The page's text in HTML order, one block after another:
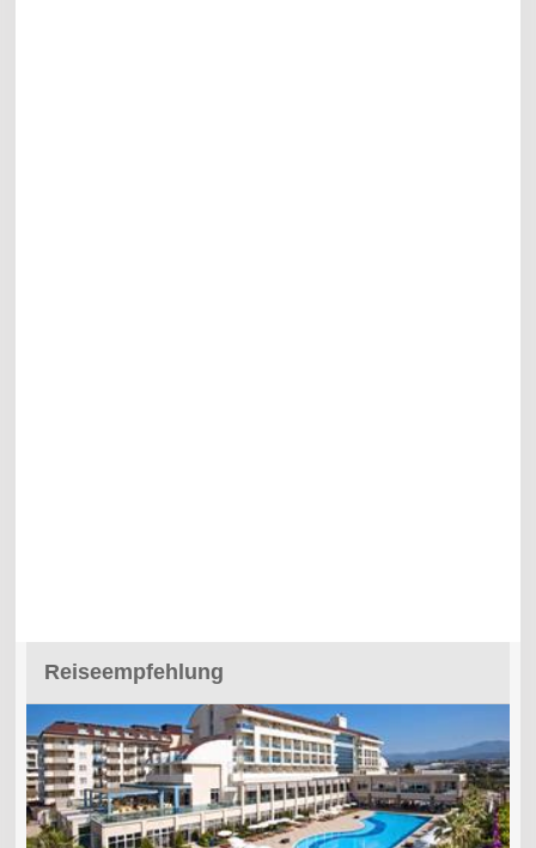
Reiseempfehlung